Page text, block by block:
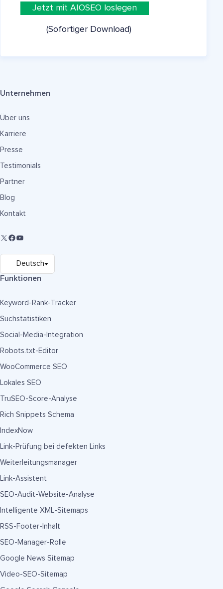
Jetzt mit AIOSEO loslegen
(Sofortiger Download)
Unternehmen
Über uns
Karriere
Presse
Testimonials
Partner
Blog
Kontakt
Funktionen
Keyword-Rank-Tracker
Suchstatistiken
Social-Media-Integration
Robots.txt-Editor
WooCommerce SEO
Lokales SEO
TruSEO-Score-Analyse
Rich Snippets Schema
IndexNow
Link-Prüfung bei defekten Links
Weiterleitungsmanager
Link-Assistent
SEO-Audit-Website-Analyse
Intelligente XML-Sitemaps
RSS-Footer-Inhalt
SEO-Manager-Rolle
Google News Sitemap
Video-SEO-Sitemap